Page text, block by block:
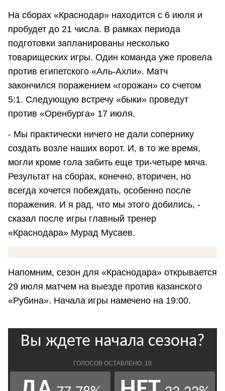
На сборах «Краснодар» находится с 6 июля и
пробудет до 21 числа. В рамках периода
подготовки запланированы несколько
товарищеских игры. Один команда уже провела
против египетского «Аль-Ахли». Матч
закончился поражением «горожан» со счетом
5:1. Следующую встречу «быки» проведут
против «Оренбурга» 17 июля.
- Мы практически ничего не дали сопернику
создать возле наших ворот. И, в то же время,
могли кроме гола забить еще три-четыре мяча.
Результат на сборах, конечно, вторичен, но
всегда хочется побеждать, особенно после
поражения. И я рад, что мы этого добились, -
сказал после игры главный тренер
«Краснодара» Мурад Мусаев.
Напомним, сезон для «Краснодара» открывается
29 июля матчем на выезде против казанского
«Рубина». Начала игры намечено на 19:00.